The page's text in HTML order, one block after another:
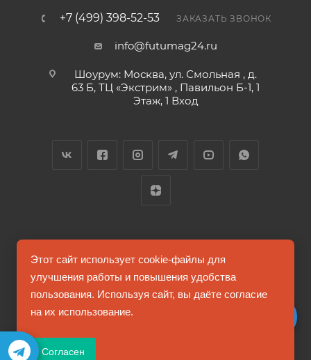
+7 (499) 398-52-53 ЗАКАЗАТЬ ЗВОНОК
info@futumag24.ru
Шоурум: Москва, ул. Смольная , д.
63 Б, ТЦ «Экстрим» , Павильон Б-1, 1
Этаж, 1 Вход
2026 © FUTUMAG.RU
Информация на сайте не является публичной офертой
Этот сайт использует cookie-файлы для
улучшения работы и повышения удобства
пользования. Используя сайт, вы даёте согласие
на их использование.
Согласен